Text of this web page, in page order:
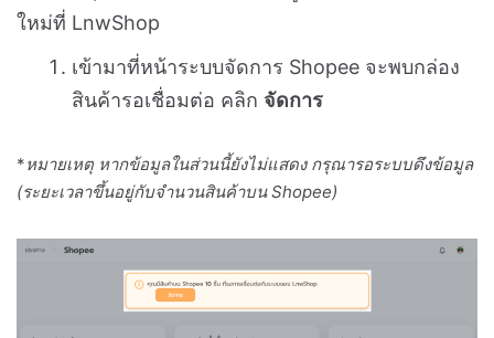
ใหม่ที่ LnwShop
เข้ามาที่หน้าระบบจัดการ Shopee จะพบกล่อง
สินค้ารอเชื่อมต่อ คลิก จัดการ
*หมายเหตุ หากข้อมูลในส่วนนี้ยังไม่แสดง กรุณารอระบบดึงข้อมูล
(ระยะเวลาขึ้นอยู่กับจำนวนสินค้าบน Shopee)